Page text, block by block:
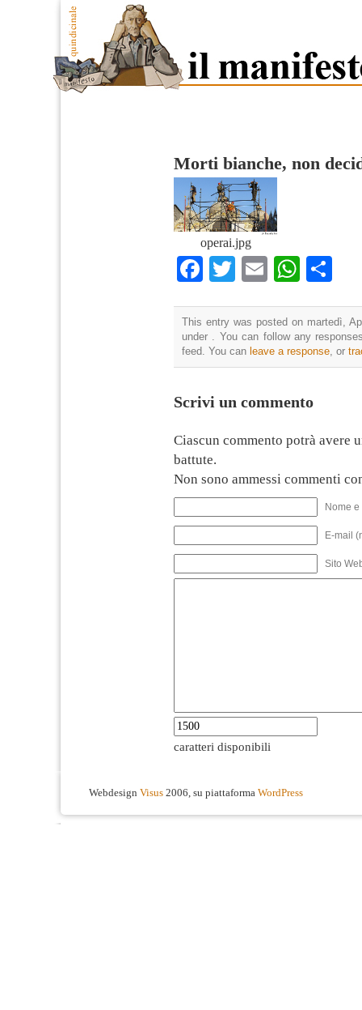
Morti bianche, non
operai.jpg
Facebook
Twitter
Email
This entry was posted on martedì,
under . You can follow any
feed. You can leave a response , or
Scrivi un commento
Ciascun commento potrà avere
battute.
Non sono ammessi commenti
Nome
E-mail
Sito
caratteri disponibili
Webdesign Visus 2006, su piattaforma WordPress